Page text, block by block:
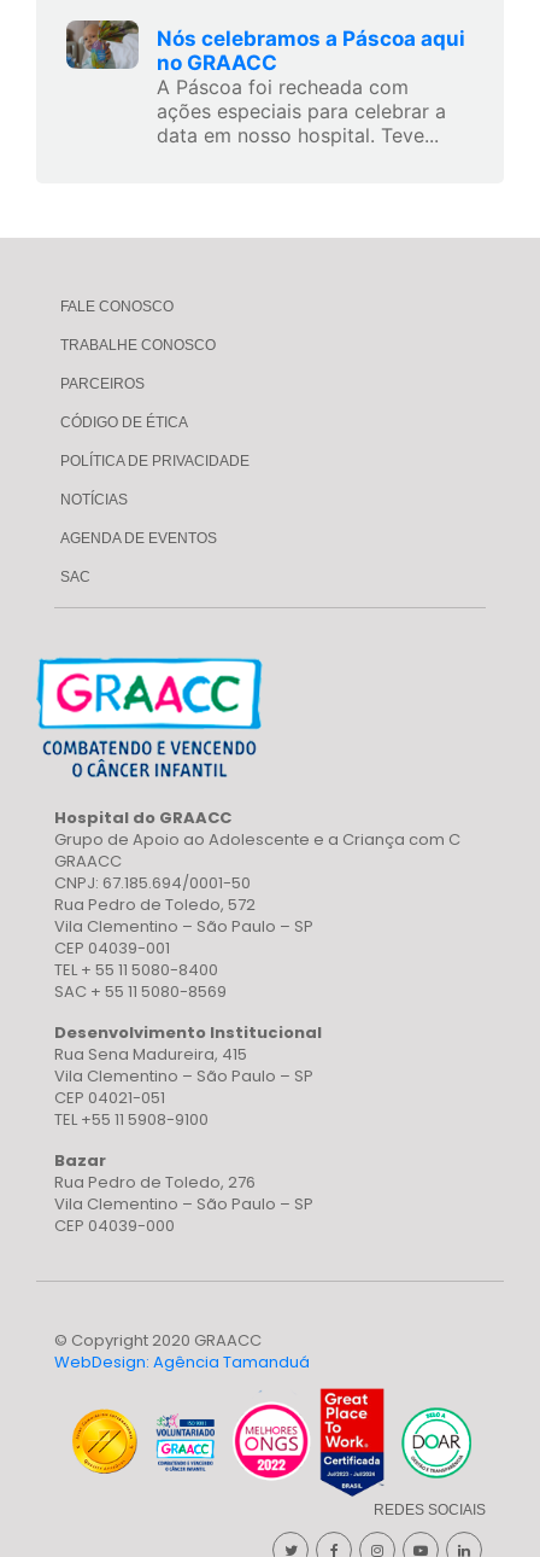
Nós celebramos a Páscoa aqui
no GRAACC
A Páscoa foi recheada com
ações especiais para celebrar a
data em nosso hospital. Teve...
FALE CONOSCO
TRABALHE CONOSCO
PARCEIROS
CÓDIGO DE ÉTICA
POLÍTICA DE PRIVACIDADE
NOTÍCIAS
AGENDA DE EVENTOS
SAC
Hospital do GRAACC
Grupo de Apoio ao Adolescente e a Criança com C
GRAACC
CNPJ: 67.185.694/0001-50
Rua Pedro de Toledo, 572
Vila Clementino – São Paulo – SP
CEP 04039-001
TEL + 55 11 5080-8400
SAC + 55 11 5080-8569
Desenvolvimento Institucional
Rua Sena Madureira, 415
Vila Clementino – São Paulo – SP
CEP 04021-051
TEL +55 11 5908-9100
Bazar
Rua Pedro de Toledo, 276
Vila Clementino – São Paulo – SP
CEP 04039-000
© Copyright 2020 GRAACC
WebDesign: Agência Tamanduá
REDES SOCIAIS